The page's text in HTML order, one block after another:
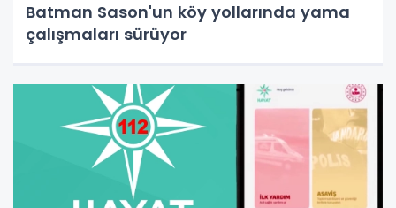
Batman Sason'un köy yollarında yama
çalışmaları sürüyor